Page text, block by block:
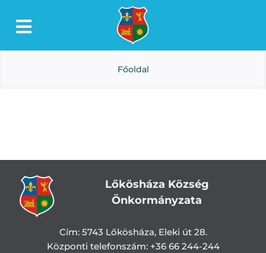
Toggle
Lőkösháza
Főoldal
Lőkösháza Község
Önkormányzata
Cím: 5743 Lőkösháza, Eleki út 28.
Központi telefonszám: +36 66 244-244